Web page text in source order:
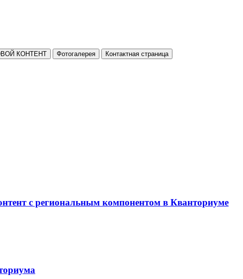
КОНТЕНТ Фотогалерея Контактная страница
с региональным компонентом в Кванториуме